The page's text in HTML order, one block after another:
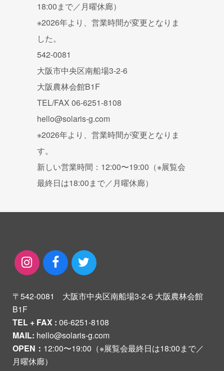
18:00まで／月曜休廊）
※2026年より、営業時間が変更となりま
した。
542-0081
大阪市中央区南船場3-2-6
大阪農林会館B1F
TEL/FAX 06-6251-8108
hello@solaris-g.com
※2026年より、営業時間が変更となりま
す。
新しい営業時間：12:00〜19:00（※展覧会
最終日は18:00まで／月曜休廊）
〒542-0081 大阪市中央区南船場3-2-6 大阪農林会館
B1F
TEL + FAX : 06-6251-8108
MAIL: hello@solaris-g.com
OPEN： 12:00〜19:00（※展覧会最終日は18:00まで／
月曜休廊）